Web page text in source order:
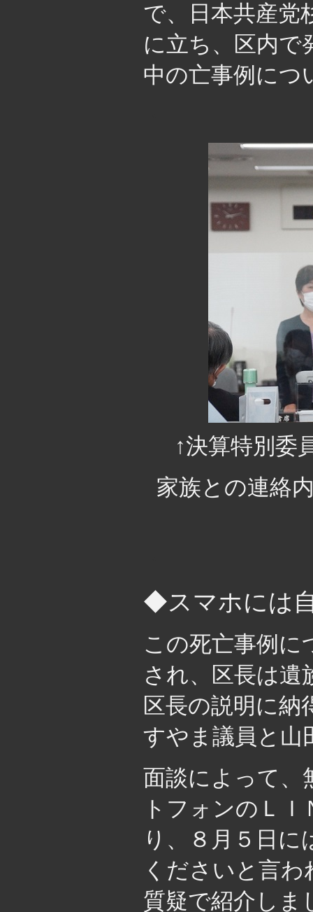
で、日本共産党
に立ち、区内で
中の亡事例につ
↑決算特別委
家族との連絡
◆スマホには
この死亡事例に
され、区長は遺
区長の説明に納
すやま議員と山
面談によって、
トフォンのＬ
り、８月５日
くださいと言
質疑で紹介しま